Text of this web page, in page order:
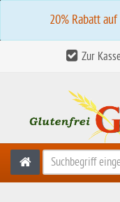
20% Rabatt
Zur